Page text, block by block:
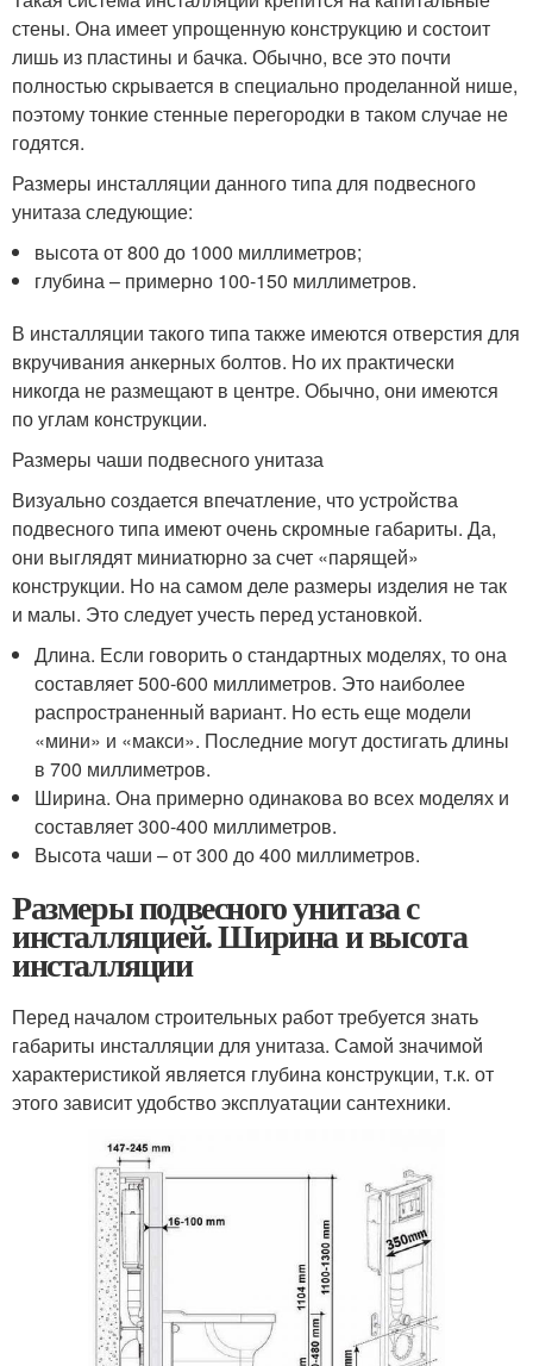
стены. Она имеет упрощенную конструкцию и состоит
лишь из пластины и бачка. Обычно, все это почти
полностью скрывается в специально проделанной нише,
поэтому тонкие стенные перегородки в таком случае не
годятся.
Размеры инсталляции данного типа для подвесного
унитаза следующие:
высота от 800 до 1000 миллиметров;
глубина – примерно 100-150 миллиметров.
В инсталляции такого типа также имеются отверстия для
вкручивания анкерных болтов. Но их практически
никогда не размещают в центре. Обычно, они имеются
по углам конструкции.
Размеры чаши подвесного унитаза
Визуально создается впечатление, что устройства
подвесного типа имеют очень скромные габариты. Да,
они выглядят миниатюрно за счет «парящей»
конструкции. Но на самом деле размеры изделия не так
и малы. Это следует учесть перед установкой.
Длина. Если говорить о стандартных моделях, то она
составляет 500-600 миллиметров. Это наиболее
распространенный вариант. Но есть еще модели
«мини» и «макси». Последние могут достигать длины
в 700 миллиметров.
Ширина. Она примерно одинакова во всех моделях и
составляет 300-400 миллиметров.
Высота чаши – от 300 до 400 миллиметров.
Размеры подвесного унитаза с
инсталляцией. Ширина и высота
инсталляции
Перед началом строительных работ требуется знать
габариты инсталляции для унитаза. Самой значимой
характеристикой является глубина конструкции, т.к. от
этого зависит удобство эксплуатации сантехники.